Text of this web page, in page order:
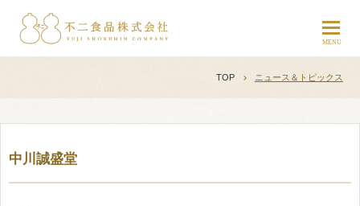
TOP ニュース＆トピックス
中川誠盛堂